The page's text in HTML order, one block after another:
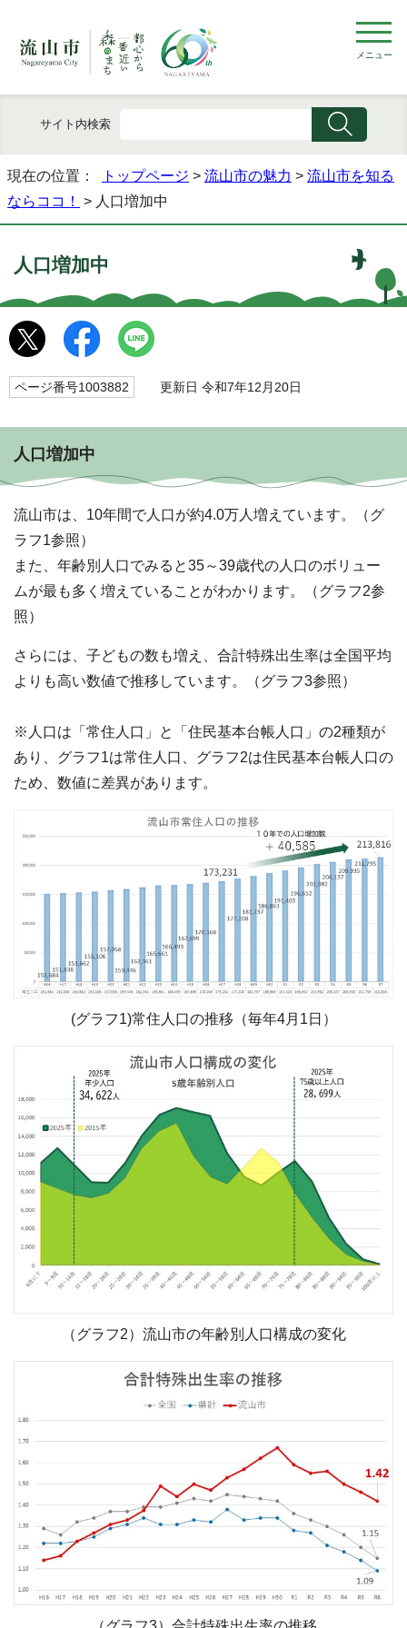
メニュー
サイト内検索
現在の位置： トップページ > 流山市の魅力 > 流山市を知る
ならココ！
> 人口増加中
人口増加中
ページ番号1003882 更新日 令和7年12月20日
人口増加中
流山市は、10年間で人口が約4.0万人増えています。（グ
ラフ1参照）
また、年齢別人口でみると35～39歳代の人口のボリュー
ムが最も多く増えていることがわかります。（グラフ2参
照）
さらには、子どもの数も増え、合計特殊出生率は全国平均
よりも高い数値で推移しています。（グラフ3参照）
※人口は「常住人口」と「住民基本台帳人口」の2種類が
あり、グラフ1は常住人口、グラフ2は住民基本台帳人口の
ため、数値に差異があります。
(グラフ1)常住人口の推移（毎年4月1日）
（グラフ2）流山市の年齢別人口構成の変化